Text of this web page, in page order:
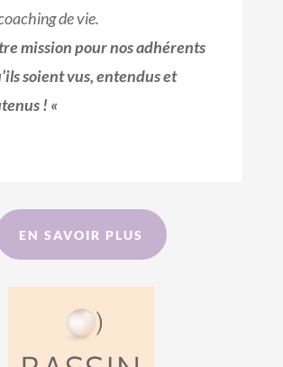
de vie.
mission pour nos adhérents
soient vus, entendus et
! «
EN SAVOIR PLUS